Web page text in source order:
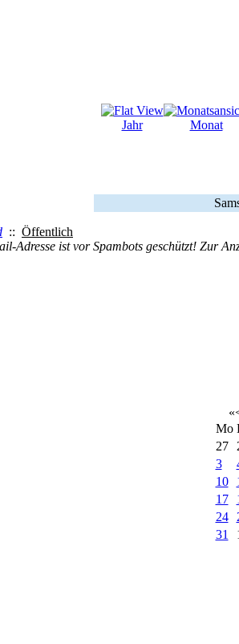
Jahr Monat
:: Öffentlich
Adresse ist vor Spambots geschützt! Zur
«
Mo
27
3
10
17
24
31